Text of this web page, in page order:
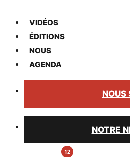
VIDÉOS
ÉDITIONS
NOUS
AGENDA
NOUS
NOTRE